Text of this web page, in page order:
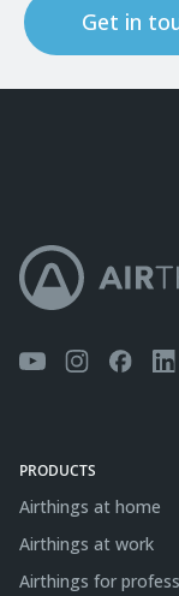
Get in
PRODUCTS
Airthings at home
Airthings at work
Airthings for